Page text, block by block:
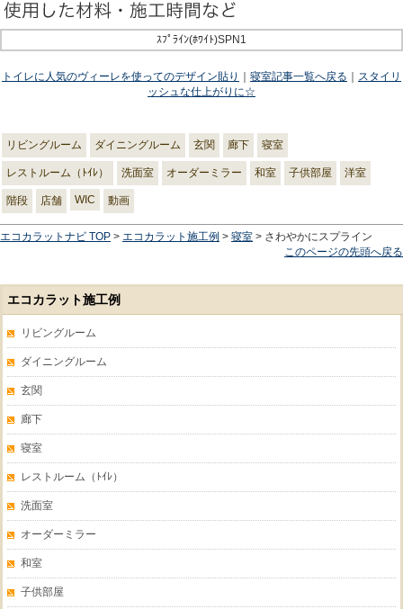
ｽﾌﾟﾗｲﾝ(ﾎﾜｲﾄ)SPN1
トイレに人気のヴィーレを使ってのデザイン貼り 寝室記事一覧へ戻る
スタイリ
ッシュな仕上がりに☆
リビングルーム ダイニングルーム 玄関 廊下 寝室
レストルーム（ﾄｲﾚ） 洗面室 オーダーミラー 和室 子供部屋 洋室
階段 店舗 WIC 動画
エコカラットナビ TOP > エコカラット施工例 > 寝室 > さわやかにスプライン
このページの先頭へ戻る
エコカラット施工例
リビングルーム
ダイニングルーム
玄関
廊下
寝室
レストルーム（ﾄｲﾚ）
洗面室
オーダーミラー
和室
子供部屋